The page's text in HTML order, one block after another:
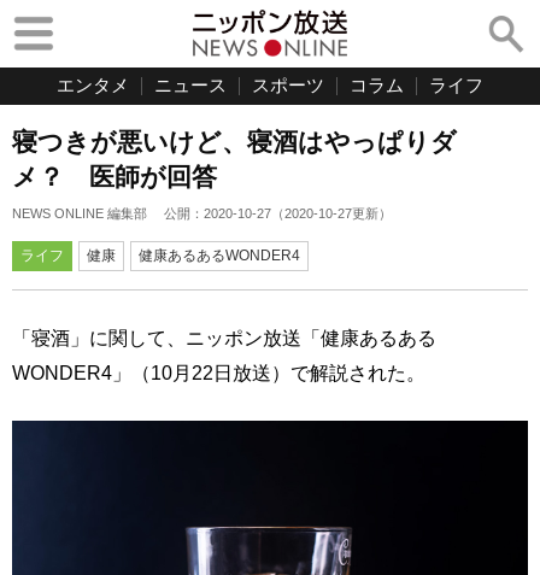
エンタメ ニュース スポーツ コラム ライフ
寝つきが悪いけど、寝酒はやっぱりダ
メ？ 医師が回答
NEWS ONLINE 編集部 公開： 2020-10-27 （2020-10-27更新）
ライフ 健康 健康あるあるWONDER4
「寝酒」に関して、ニッポン放送「健康あるある
WONDER4」（10月22日放送）で解説された。